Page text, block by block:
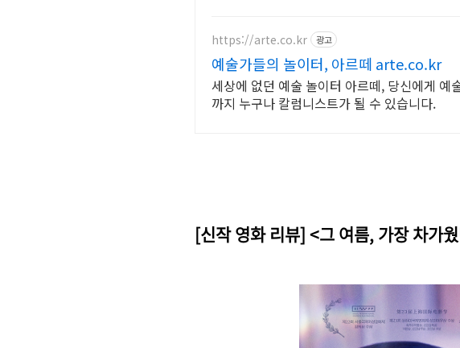
https://arte.co.kr 광고
예술가들의 놀이터, 아르떼 arte.co.kr
세상에 없던 예술 놀이터 아르떼, 당신에게
까지 누구나 칼럼니스트가 될 수 있습니다.
[신작 영화 리뷰] <그 여름, 가장 차가